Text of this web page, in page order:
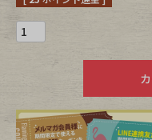
小物・
Bag